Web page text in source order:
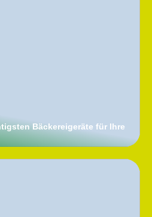
Bäckereigeräte für Ihre